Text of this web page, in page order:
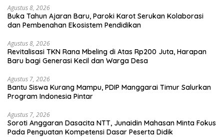
Agustus 8, 2026
Buka Tahun Ajaran Baru, Paroki Karot Serukan Kolaborasi
dan Pembenahan Ekosistem Pendidikan
Agustus 8, 2026
Revitalisasi TKN Rana Mbeling di Atas Rp200 Juta, Harapan
Baru bagi Generasi Kecil dan Warga Desa
Agustus 7, 2026
Bantu Siswa Kurang Mampu, PDIP Manggarai Timur Salurkan
Program Indonesia Pintar
Agustus 7, 2026
Soroti Anggaran Dasacita NTT, Junaidin Mahasan Minta Fokus
Pada Penguatan Kompetensi Dasar Peserta Didik